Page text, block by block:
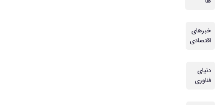
خبرهای
اقتصادی
دنیای
فناوری